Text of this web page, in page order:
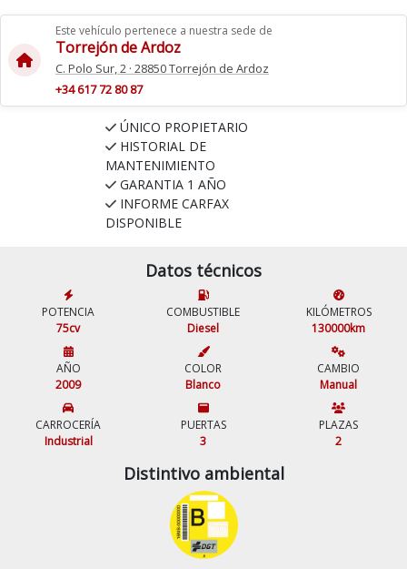
Este vehículo pertenece a nuestra sede de
Torrejón de Ardoz
C. Polo Sur, 2 · 28850 Torrejón de Ardoz
+34 617 72 80 87
ÚNICO PROPIETARIO
HISTORIAL DE
MANTENIMIENTO
GARANTIA 1 AÑO
INFORME CARFAX
DISPONIBLE
Datos técnicos
POTENCIA
75cv
COMBUSTIBLE
Diesel
KILÓMETROS
130000km
AÑO
2009
COLOR
Blanco
CAMBIO
Manual
CARROCERÍA
Industrial
PUERTAS
3
PLAZAS
2
Distintivo ambiental